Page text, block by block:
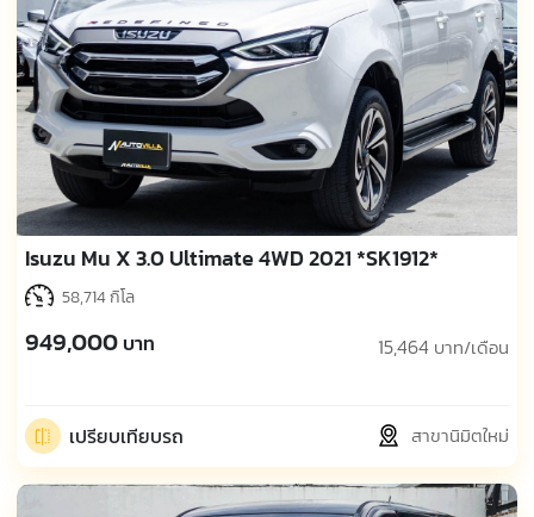
Isuzu Mu X 3.0 Ultimate 4WD 2021 *SK1912*
58,714 กิโล
949,000 บาท 15,464 บาท/เดือน
เปรียบเทียบรถ สาขานิมิตใหม่